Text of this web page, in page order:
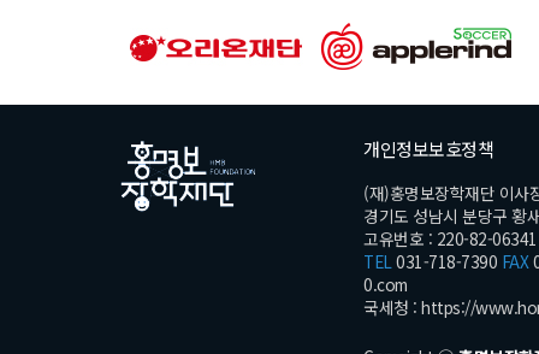
개인정보보호정책
(재)홍명보장학재단 이사
경기도 성남시 분당구 황
고유번호 : 220-82-06341
TEL031-718-7390 FAX
0.com
국세청 : https://